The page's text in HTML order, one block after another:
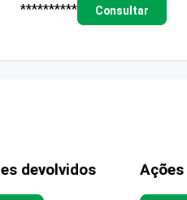
**********
Consultar
devolvidos